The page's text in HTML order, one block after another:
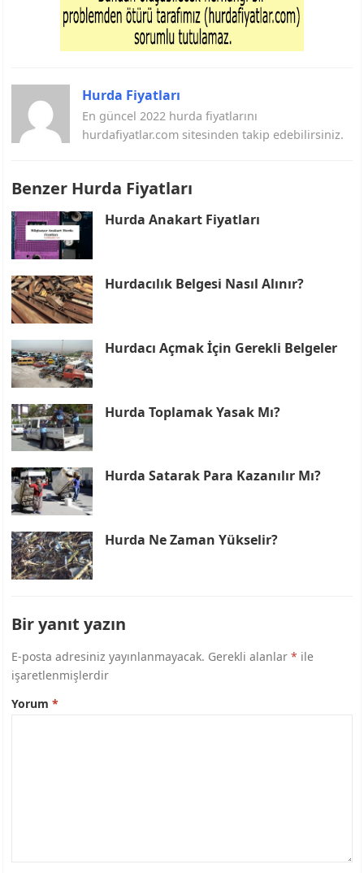
Hurda Fiyatları
En güncel 2022 hurda fiyatlarını
hurdafiyatlar.com sitesinden takip edebilirsiniz.
Benzer Hurda Fiyatları
Hurda Anakart Fiyatları
Hurdacılık Belgesi Nasıl Alınır?
Hurdacı Açmak İçin Gerekli Belgeler
Hurda Toplamak Yasak Mı?
Hurda Satarak Para Kazanılır Mı?
Hurda Ne Zaman Yükselir?
Bir yanıt yazın
E-posta adresiniz yayınlanmayacak. Gerekli alanlar* ile
işaretlenmişlerdir
Yorum*